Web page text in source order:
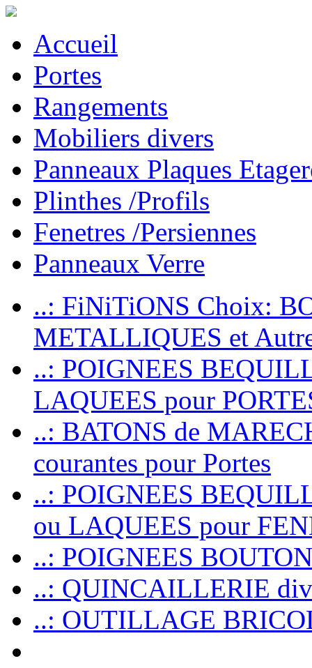
Accueil
Portes
Rangements
Mobiliers divers
Panneaux Plaques
Plinthes /Profils
Fenetres /Persiennes
Panneaux Verre
..: FiNiTiONS Choix:
METALLIQUES et
..: POIGNEES
LAQUEES pour
..: BATONS de
courantes pour Portes
..: POIGNEES
ou LAQUEES pour
..: POIGNEES
..: QUINCAILLERIE
..: OUTILLAGE